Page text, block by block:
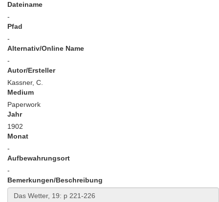
Dateiname
-
Pfad
-
Alternativ/Online Name
-
Autor/Ersteller
Kassner, C.
Medium
Paperwork
Jahr
1902
Monat
-
Aufbewahrungsort
-
Bemerkungen/Beschreibung